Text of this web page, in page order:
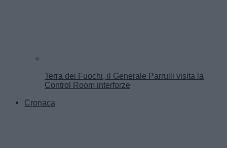
Terra dei Fuochi, il Generale Parrulli visita la
Control Room interforze
Cronaca